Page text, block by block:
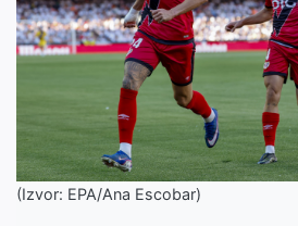
(Izvor: EPA/Ana Escobar)